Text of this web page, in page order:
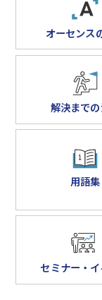
オーセンス
解決まで
用語集
セミナー・